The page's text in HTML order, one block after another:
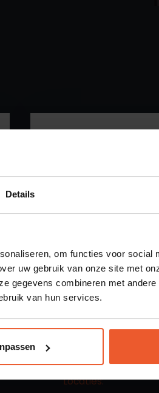
Details
om functies voor social
uw gebruik van onze site met
gegevens combineren met
van hun services.
Locaties: